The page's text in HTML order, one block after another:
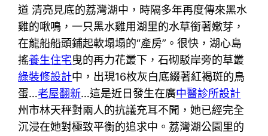
道 清亮見底的荔灣湖中，時隔多年再度傳來黑水
雞的啾鳴，一只黑水雞用湖里的水草銜著嫩芽，
在龍船船頭鋪起軟塌塌的“產房”。很快，湖心島
搖養生住宅曳的再力花叢下，石砌駁岸旁的草叢
綠裝修設計中，出現16枚灰白底綴著紅褐斑的鳥
蛋…老屋翻新…這是近日發生在廣中醫診所設計
州市林天秤對兩人的抗議充耳不聞，她已經完全
沉浸在她對極致平衡的追求中。荔灣湖公園里的